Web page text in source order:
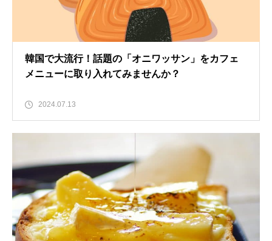
韓国で大流行！話題の「オニワッサン」をカフェ
メニューに取り入れてみませんか？
2024.07.13